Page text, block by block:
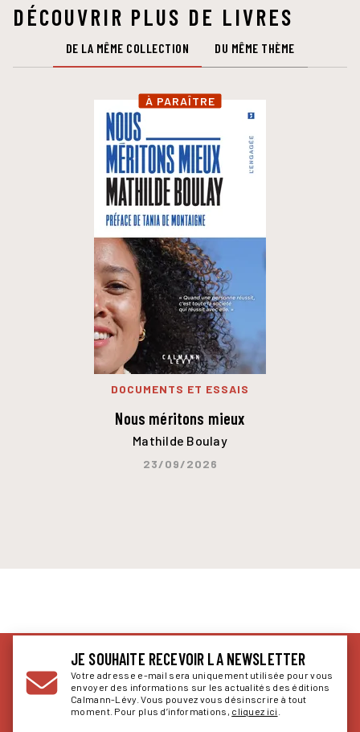
DÉCOUVRIR PLUS DE LIVRES
DE LA MÊME COLLECTION DU MÊME THÈME
À PARAÎTRE
DOCUMENTS ET ESSAIS
Nous méritons mieux
Mathilde Boulay
23/09/2026
JE SOUHAITE RECEVOIR LA NEWSLETTER
Votre adresse e-mail sera uniquement utilisée pour vous
envoyer des informations sur les actualités des éditions
Calmann-Lévy. Vous pouvez vous désinscrire à tout
moment. Pour plus d’informations, cliquez ici